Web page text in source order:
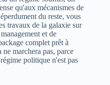
qu'aux mécanismes de
du reste, vous
travaux de la galaxie sur
et de
complet prêt à
marchera pas, parce
politique n'est pas